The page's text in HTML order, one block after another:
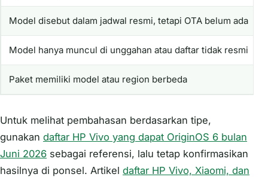
Model disebut dalam jadwal resmi, tetapi OTA belum ada
Model hanya muncul di unggahan atau daftar tidak resmi
Paket memiliki model atau region berbeda
Untuk melihat pembahasan berdasarkan tipe,
gunakan daftar HP Vivo yang dapat OriginOS 6 bulan
Juni 2026 sebagai referensi, lalu tetap konfirmasikan
hasilnya di ponsel. Artikel daftar HP Vivo, Xiaomi, dan